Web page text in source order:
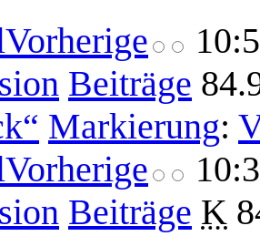
Vorherige
Beiträge
Markierung:
Vorherige
Beiträge K